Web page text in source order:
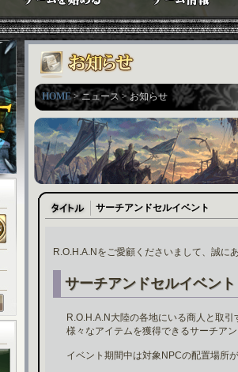
HOME> ニュース > お知らせ
サーチアンドセルイベント
R.O.H.A.Nをご愛顧くださいまして、誠に
サーチアンドセルイベント
R.O.H.A.N大陸の各地にいる商人と取引
様々なアイテムを獲得できるサーチア
イベント期間中は対象NPCの配置場所